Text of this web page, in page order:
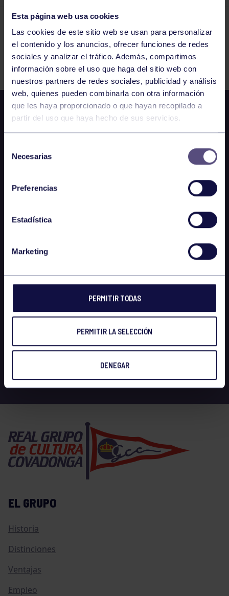
Esta página web usa cookies
Las cookies de este sitio web se usan para personalizar
el contenido y los anuncios, ofrecer funciones de redes
sociales y analizar el tráfico. Además, compartimos
información sobre el uso que haga del sitio web con
nuestros partners de redes sociales, publicidad y análisis
web, quienes pueden combinarla con otra información
que les haya proporcionado o que hayan recopilado a
partir del uso que haya hecho de sus servicios.
Necesarias
Preferencias
Estadística
Marketing
PERMITIR TODAS
PERMITIR LA SELECCIÓN
DENEGAR
El grupo en prensa 16 MAR 2024
Comparte
EL GRUPO
Historia
Distinciones
Ventajas
Empleo